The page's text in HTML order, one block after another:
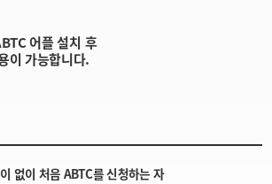
어플 설치 후
이 가능합니다.
없이 처음 ABTC를 신청하는 자